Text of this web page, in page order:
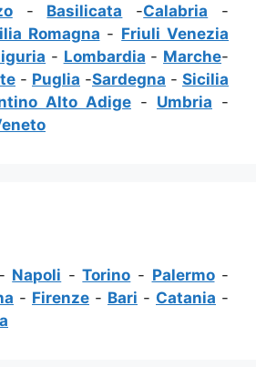
- Basilicata -Calabria -
Romagna - Friuli Venezia
- Lombardia - Marche-
- Puglia -Sardegna - Sicilia
Alto Adige - Umbria -
- Napoli -Torino - Palermo-
- Firenze - Bari - Catania -